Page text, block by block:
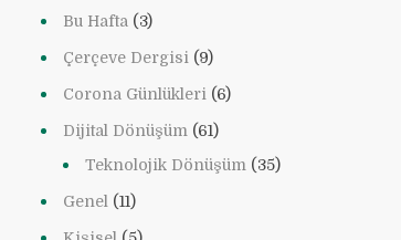
Bu Hafta (3)
Çerçeve Dergisi (9)
Corona Günlükleri (6)
Dijital Dönüşüm (61)
Teknolojik Dönüşüm (35)
Genel (11)